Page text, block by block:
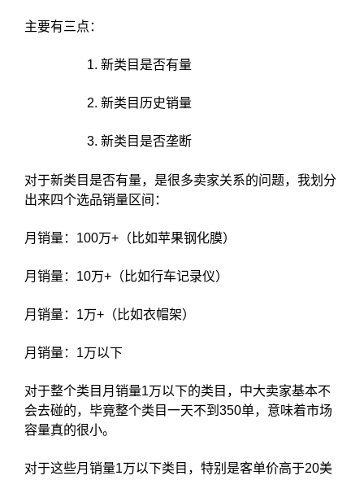
主要有三点：
新类目是否有量
新类目历史销量
新类目是否垄断
对于新类目是否有量，是很多卖家关系的问题，我划分
出来四个选品销量区间：
月销量：100万+（比如苹果钢化膜）
月销量：10万+（比如行车记录仪）
月销量：1万+（比如衣帽架）
月销量：1万以下
对于整个类目月销量1万以下的类目，中大卖家基本不
会去碰的，毕竟整个类目一天不到350单，意味着市场
容量真的很小。
对于这些月销量1万以下类目，特别是客单价高于20美